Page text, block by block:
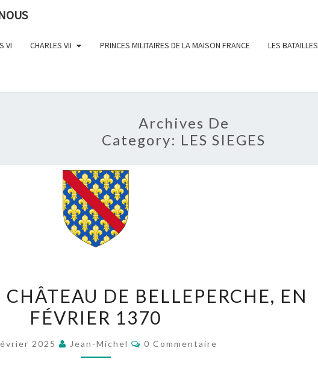
VI CHARLES VII PRINCES MILITAIRES DE LA MAISON FRANCE LES BATAILLES
Archives De
Category: LES SIEGES
SIÈGE
DU
DE
CHÂTEAU DE BELLEPERCHE, EN
FÉVRIER 1370
2025 Jean-Michel Commentaires
0 Commentaire